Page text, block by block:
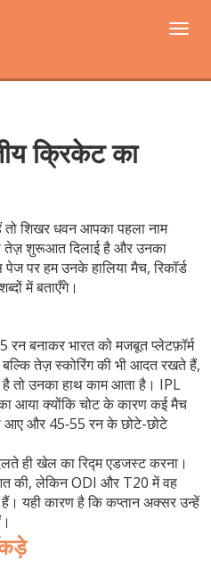
टॉगल
क्रिकेट का
शिखर धवन आपका पहला नाम
तेज़ शुरूआत दिलाई है और उनका
पर हम उनके हालिया मैच, रिकॉर्ड
में बताएँगे।
बनाकर भारत को मजबूत प्लेटफ़ॉर्म
बल्कि तेज़ स्कोरिंग की भी आदत रखते हैं,
है तो उनका हाथ काम आता है। IPL
आया क्योंकि चोट के कारण कई मैच
आए और 45‑55 रन के छोटे-छोटे
ही खेल का रिद्म एडजस्ट करना।
की, लेकिन ODI और T20 में वह
यही कारण है कि कप्तान अक्सर उन्हें